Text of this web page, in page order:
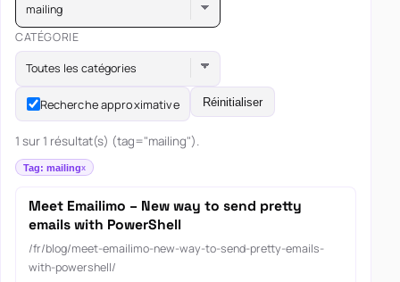
mailing
CATÉGORIE
Toutes les catégories
Recherche approximative Réinitialiser
1 sur 1 résultat(s) (tag="mailing").
Tag: mailing
Meet Emailimo – New way to send pretty
emails with PowerShell
/fr/blog/meet-emailimo-new-way-to-send-pretty-emails-
with-powershell/